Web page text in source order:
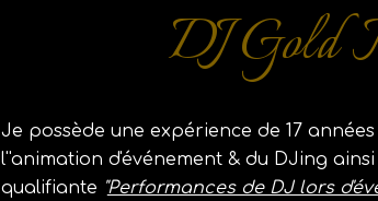
DJ Gold
Je possède une expérience de 17
l''animation d'événement & du DJing
qualifiante "Performances de DJ lors